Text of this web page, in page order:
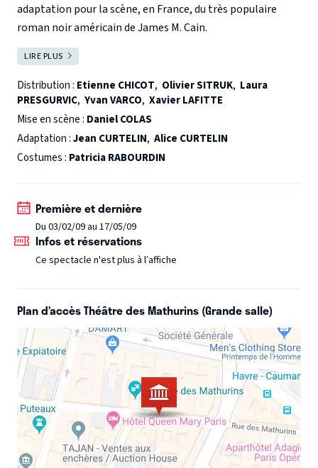
adaptation pour la scène, en France, du très populaire
roman noir américain de James M. Cain.
LIRE PLUS
Distribution : Etienne CHICOT, Olivier SITRUK, Laura
PRESGURVIC, Yvan VARCO, Xavier LAFITTE
Mise en scène : Daniel COLAS
Adaptation :Jean CURTELIN, Alice CURTELIN
Costumes : Patricia RABOURDIN
Première et dernière
Du 03/02/09 au 17/05/09
Infos et réservations
Ce spectacle n'est plus à l’affiche
Plan d’accès Théâtre des Mathurins (Grande salle)